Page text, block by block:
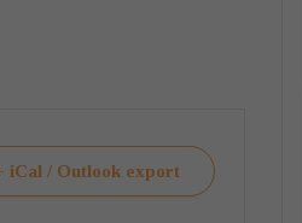
iCal / Outlook export